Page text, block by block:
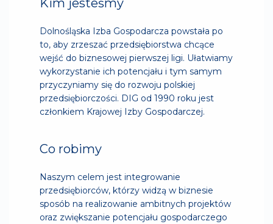
Kim jesteśmy
Dolnośląska Izba Gospodarcza powstała po
to, aby zrzeszać przedsiębiorstwa chcące
wejść do biznesowej pierwszej ligi. Ułatwiamy
wykorzystanie ich potencjału i tym samym
przyczyniamy się do rozwoju polskiej
przedsiębiorczości. DIG od 1990 roku jest
członkiem Krajowej Izby Gospodarczej.
Co robimy
Naszym celem jest integrowanie
przedsiębiorców, którzy widzą w biznesie
sposób na realizowanie ambitnych projektów
oraz zwiększanie potencjału gospodarczego